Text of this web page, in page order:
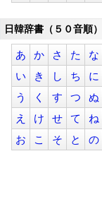
日韓辞書（５０音順）
あ か さ た な
い
き し ち に
う
く す つ ぬ
え
け せ て ね
お
こ そ と の